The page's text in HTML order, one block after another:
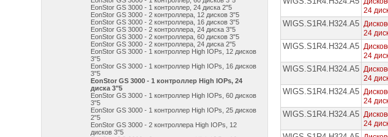
EonStor GS 3000 - 1 контроллер, 24 диска 2"5
EonStor GS 3000 - 2 контроллера, 12 дисков 3"5
EonStor GS 3000 - 2 контроллера, 16 дисков 3"5
EonStor GS 3000 - 2 контроллера, 24 диска 3"5
EonStor GS 3000 - 2 контроллера, 60 дисков 3"5
EonStor GS 3000 - 2 контроллера, 24 диска 2"5
EonStor GS 3000 - 1 контроллер High IOPs, 12 дисков
3"5
EonStor GS 3000 - 1 контроллер High IOPs, 16 дисков
3"5
EonStor GS 3000 - 1 контроллер High IOPs, 24
диска 3"5
EonStor GS 3000 - 1 контроллер High IOPs, 60 дисков
3"5
EonStor GS 3000 - 1 контроллер High IOPs, 25 дисков
2"5
EonStor GS 3000 - 2 контроллера High IOPs, 12
дисков 3"5
24
WIGS.S1R4.H324.A5
24
WIGS.S1R4.H324.A5
24
WIGS.S1R4.H324.A5
24
WIGS.S1R4.H324.A5
24
WIGS.S1R4.H324.A5
24